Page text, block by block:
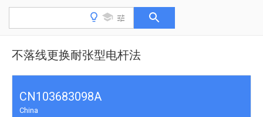
不落线更换耐张型电杆法
CN103683098A
China